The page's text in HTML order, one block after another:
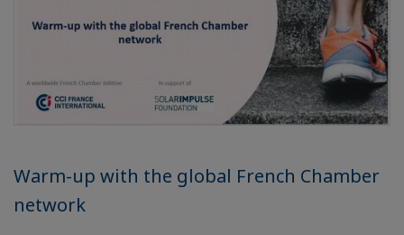
Warm-up with the global French Chamber
network